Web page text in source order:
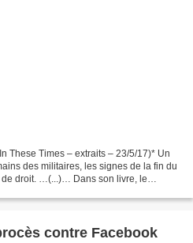
These Times – extraits – 23/5/17)* Un
des militaires, les signes de la fin du
droit. …(...)… Dans son livre, le
contre Facebook